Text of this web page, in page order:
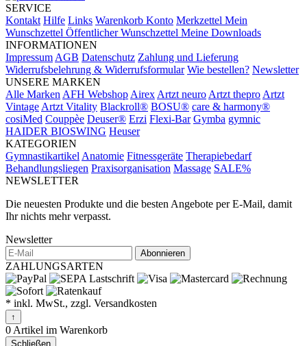
SERVICE
Kontakt Hilfe Links Warenkorb Konto Merkzettel Mein
Wunschzettel Öffentlicher Wunschzettel Meine Downloads
INFORMATIONEN
Impressum AGB Datenschutz Zahlung und Lieferung
Widerrufsbelehrung & Widerrufsformular Wie bestellen? Newsletter
UNSERE MARKEN
Alle Marken AFH Webshop Airex Artzt neuro Artzt thepro Artzt
Vintage Artzt Vitality Blackroll® BOSU® care & harmony®
cosiMed Couppèe Deuser® Erzi Flexi-Bar Gymba gymnic
HAIDER BIOSWING Heuser
KATEGORIEN
Gymnastikartikel Anatomie Fitnessgeräte Therapiebedarf
Behandlungsliegen Praxisorganisation Massage SALE%
NEWSLETTER
Die neuesten Produkte und die besten Angebote per E-Mail, damit
Ihr nichts mehr verpasst.
Newsletter
Abonnieren
ZAHLUNGSARTEN
* inkl. MwSt., zzgl. Versandkosten
↑
0 Artikel im Warenkorb
Schließen